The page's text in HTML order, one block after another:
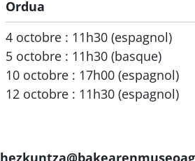
Ordua
4 octobre : 11h30 (espagnol)
5 octobre : 11h30 (basque)
10 octobre : 17h00 (espagnol)
12 octobre : 11h30 (espagnol)